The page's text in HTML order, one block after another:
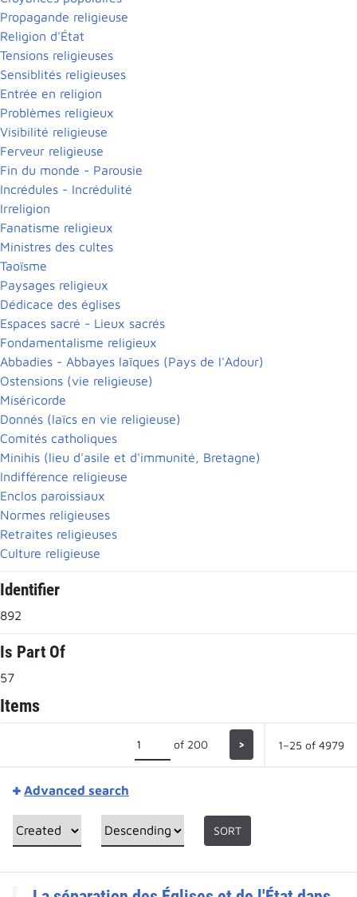
Propagande religieuse
Religion d'État
Tensions religieuses
Sensiblités religieuses
Entrée en religion
Problèmes religieux
Visibilité religieuse
Ferveur religieuse
Fin du monde - Parousie
Incrédules - Incrédulité
Irreligion
Fanatisme religieux
Ministres des cultes
Taoïsme
Paysages religieux
Dédicace des églises
Espaces sacré - Lieux sacrés
Fondamentalisme religieux
Abbadies - Abbayes laïques (Pays de l'Adour)
Ostensions (vie religieuse)
Miséricorde
Donnés (laïcs en vie religieuse)
Comités catholiques
Minihis (lieu d'asile et d'immunité, Bretagne)
Indifférence religieuse
Enclos paroissiaux
Normes religieuses
Retraites religieuses
Culture religieuse
Identifier
892
Is Part Of
57
Items
of 200 > 1–25 of 4979
Advanced search
SORT